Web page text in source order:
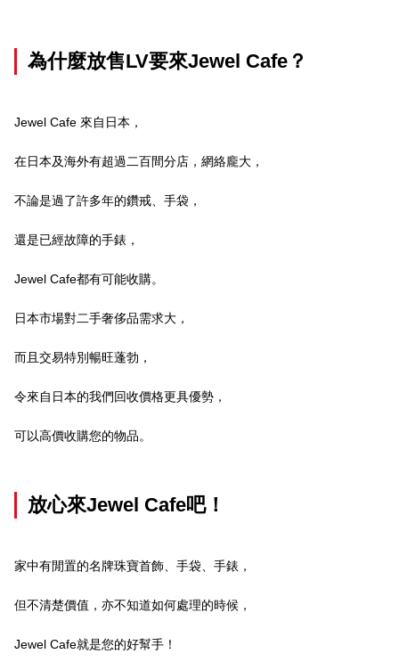
為什麼放售LV要來Jewel Cafe？
Jewel Cafe 來自日本，
在日本及海外有超過二百間分店，網絡龐大，
不論是過了許多年的鑽戒、手袋，
還是已經故障的手錶，
Jewel Cafe都有可能收購。
日本市場對二手奢侈品需求大，
而且交易特別暢旺蓬勃，
令來自日本的我們回收價格更具優勢，
可以高價收購您的物品。
放心來Jewel Cafe吧！
家中有閒置的名牌珠寶首飾、手袋、手錶，
但不清楚價值，亦不知道如何處理的時候，
Jewel Cafe就是您的好幫手！